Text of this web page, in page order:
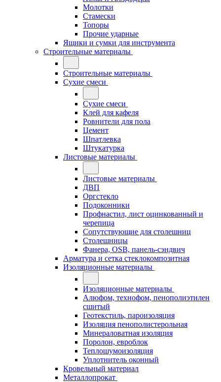
Молотки
Стамески
Топоры
Прочие ударные
Ящики и сумки для инструмента
Строительные материалы
Строительные материалы
Сухие смеси
Сухие смеси
Клей для кафеля
Ровнители для пола
Цемент
Шпатлевка
Штукатурка
Листовые материалы
Листовые материалы
ДВП
Оргстекло
Подоконники
Профнастил, лист оцинкованный и
черепица
Сопутствующие для столешниц
Столешницы
Фанера, OSB, панель-сэндвич
Арматура и сетка стеклокомпозитная
Изоляционные материалы
Изоляционные материалы
Алюфом, технофом, пенополиэтилен
сшитый
Геотекстиль, пароизоляция
Изоляция пенополистерольная
Минераловатная изоляция
Поролон, евроблок
Теплошумоизоляция
Уплотнитель оконный
Кровельный материал
Металлопрокат